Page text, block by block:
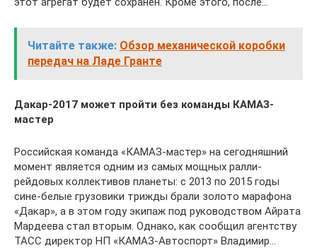
Читайте также: Обзор механической коробки
передач на Ладе Гранте
Дакар-2017 может пройти без команды КАМАЗ-
мастер
Российская команда «КАМАЗ-мастер» на сегодняшний
момент является одним из самых мощных ралли-
рейдовых коллективов планеты: с 2013 по 2015 годы
сине-белые грузовики трижды брали золото марафона
«Дакар», а в этом году экипаж под руководством Айрата
Мардеева стал вторым. Однако, как сообщил агентству
ТАСС директор НП «КАМАЗ-Автоспорт» Владимир…